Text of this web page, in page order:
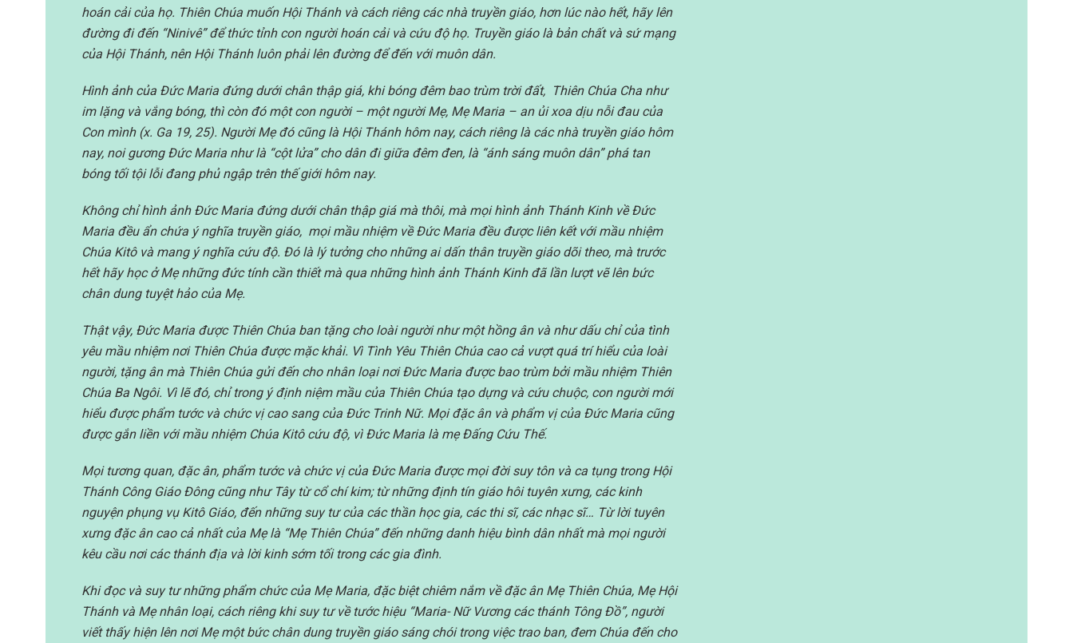
hoán cải của họ. Thiên Chúa muốn Hội Thánh và cách riêng các nhà truyền giáo, hơn lúc nào hết, hãy lên
đường đi đến “Ninivê” để thức tỉnh con người hoán cải và cứu độ họ. Truyền giáo là bản chất và sứ mạng
của Hội Thánh, nên Hội Thánh luôn phải lên đường để đến với muôn dân.
Hình ảnh của Đức Maria đứng dưới chân thập giá, khi bóng đêm bao trùm trời đất, Thiên Chúa Cha như
im lặng và vắng bóng, thì còn đó một con người – một người Mẹ, Mẹ Maria – an ủi xoa dịu nỗi đau của
Con mình (x. Ga 19, 25). Người Mẹ đó cũng là Hội Thánh hôm nay, cách riêng là các nhà truyền giáo hôm
nay, noi gương Đức Maria như là “cột lửa” cho dân đi giữa đêm đen, là “ánh sáng muôn dân” phá tan
bóng tối tội lỗi đang phủ ngập trên thế giới hôm nay.
Không chỉ hình ảnh Đức Maria đứng dưới chân thập giá mà thôi, mà mọi hình ảnh Thánh Kinh về Đức
Maria đều ẩn chứa ý nghĩa truyền giáo, mọi mầu nhiệm về Đức Maria đều được liên kết với mầu nhiệm
Chúa Kitô và mang ý nghĩa cứu độ. Đó là lý tưởng cho những ai dấn thân truyền giáo dõi theo, mà trước
hết hãy học ở Mẹ những đức tính cần thiết mà qua những hình ảnh Thánh Kinh đã lần lượt vẽ lên bức
chân dung tuyệt hảo của Mẹ.
Thật vậy, Đức Maria được Thiên Chúa ban tặng cho loài người như một hồng ân và như dấu chỉ của tình
yêu mầu nhiệm nơi Thiên Chúa được mặc khải. Vì Tình Yêu Thiên Chúa cao cả vượt quá trí hiểu của loài
người, tặng ân mà Thiên Chúa gửi đến cho nhân loại nơi Đức Maria được bao trùm bởi mầu nhiệm Thiên
Chúa Ba Ngôi. Vì lẽ đó, chỉ trong ý định niệm mầu của Thiên Chúa tạo dựng và cứu chuộc, con người mới
hiểu được phẩm tước và chức vị cao sang của Đức Trinh Nữ. Mọi đặc ân và phẩm vị của Đức Maria cũng
được gắn liền với mầu nhiệm Chúa Kitô cứu độ, vì Đức Maria là mẹ Đấng Cứu Thế.
Mọi tương quan, đặc ân, phẩm tước và chức vị của Đức Maria được mọi đời suy tôn và ca tụng trong Hội
Thánh Công Giáo Đông cũng như Tây từ cổ chí kim; từ những định tín giáo hôi tuyên xưng, các kinh
nguyện phụng vụ Kitô Giáo, đến những suy tư của các thần học gia, các thi sĩ, các nhạc sĩ… Từ lời tuyên
xưng đặc ân cao cả nhất của Mẹ là “Mẹ Thiên Chúa” đến những danh hiệu bình dân nhất mà mọi người
kêu cầu nơi các thánh địa và lời kinh sớm tối trong các gia đình.
Khi đọc và suy tư những phẩm chức của Mẹ Maria, đặc biệt chiêm nắm về đặc ân Mẹ Thiên Chúa, Mẹ Hội
Thánh và Mẹ nhân loại, cách riêng khi suy tư về tước hiệu “Maria- Nữ Vương các thánh Tông Đồ”, người
viết thấy hiện lên nơi Mẹ một bức chân dung truyền giáo sáng chói trong việc trao ban, đem Chúa đến cho